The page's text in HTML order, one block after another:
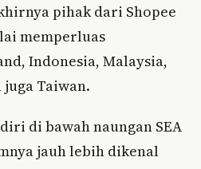
pihak dari Shopee
memperluas
Indonesia, Malaysia,
Taiwan.
di bawah naungan SEA
jauh lebih dikenal